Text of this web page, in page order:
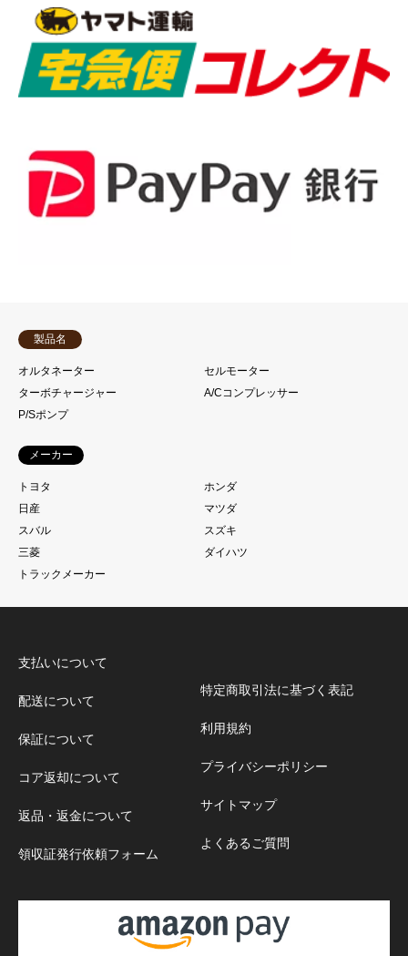
製品名
オルタネーター
セルモーター
ターボチャージャー
A/Cコンプレッサー
P/Sポンプ
メーカー
トヨタ
ホンダ
日産
マツダ
スバル
スズキ
三菱
ダイハツ
トラックメーカー
支払いについて
配送について
保証について
コア返却について
返品・返金について
領収証発行依頼フォーム
特定商取引法に基づく表記
利用規約
プライバシーポリシー
サイトマップ
よくあるご質問